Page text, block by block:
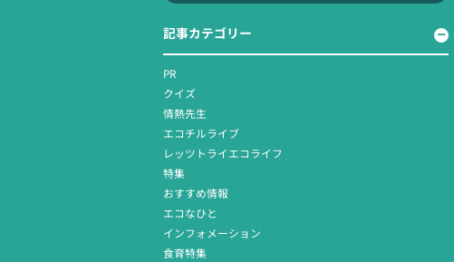
記事カテゴリー
PR
クイズ
情熱先生
エコチルライブ
レッツトライエコライフ
特集
おすすめ情報
エコなひと
インフォメーション
食育特集